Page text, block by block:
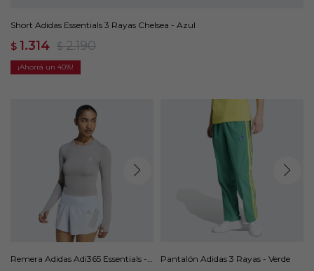
Short Adidas Essentials 3 Rayas Chelsea - Azul
$ 1.314 $ 2.190
40
Remera Adidas Adi365 Essentials -
Pantalón Adidas 3 Rayas - Verde